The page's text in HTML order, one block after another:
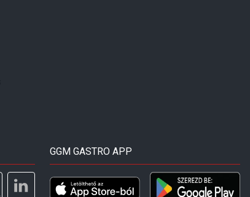
GGM GASTRO APP